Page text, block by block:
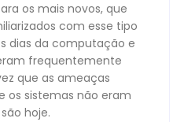
os mais novos, que
com esse tipo
dias da computação e
frequentemente
que as ameaças
os sistemas não eram
hoje.